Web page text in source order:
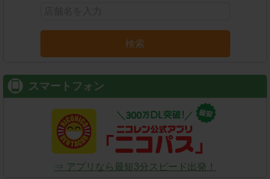
検索
スマートフォン
⇒ アプリなら最短3分スピード出発！